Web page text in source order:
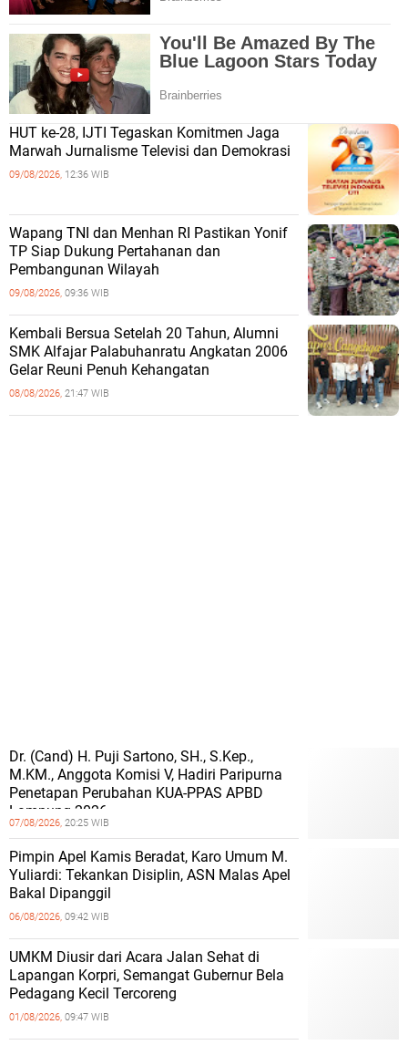
HUT ke-28, IJTI Tegaskan Komitmen Jaga
Marwah Jurnalisme Televisi dan Demokrasi
09/08/2026, 12:36 WIB
Wapang TNI dan Menhan RI Pastikan Yonif
TP Siap Dukung Pertahanan dan
Pembangunan Wilayah
09/08/2026, 09:36 WIB
Kembali Bersua Setelah 20 Tahun, Alumni
SMK Alfajar Palabuhanratu Angkatan 2006
Gelar Reuni Penuh Kehangatan
08/08/2026, 21:47 WIB
Dr. (Cand) H. Puji Sartono, SH., S.Kep.,
M.KM., Anggota Komisi V, Hadiri Paripurna
Penetapan Perubahan KUA-PPAS APBD
Lampung 2026
07/08/2026, 20:25 WIB
Pimpin Apel Kamis Beradat, Karo Umum M.
Yuliardi: Tekankan Disiplin, ASN Malas Apel
Bakal Dipanggil
06/08/2026, 09:42 WIB
UMKM Diusir dari Acara Jalan Sehat di
Lapangan Korpri, Semangat Gubernur Bela
Pedagang Kecil Tercoreng
01/08/2026, 09:47 WIB